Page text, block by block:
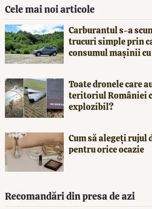
Cele mai noi articole
Carburantul s-a
trucuri simple prin
consumul mașinii
Toate dronele care
teritoriul României
explozibil?
Cum să alegeți rujul
pentru orice ocazie
Recomandări din presa de azi